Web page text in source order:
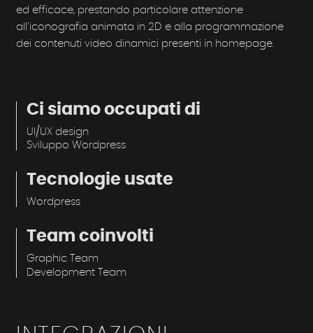
ed efficace, prestando particolare attenzione
all’iconografia animata in 2D e alla programmazione
dei contenuti video dinamici presenti in homepage.
Ci siamo occupati di
UI/UX design
Sviluppo Wordpress
Tecnologie usate
Wordpress
Team coinvolti
Graphic Team
Development Team